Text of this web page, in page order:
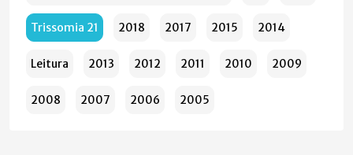
Trissomia 21 2018 2017 2015 2014
Leitura 2013 2012 2011 2010 2009
2008 2007 2006 2005